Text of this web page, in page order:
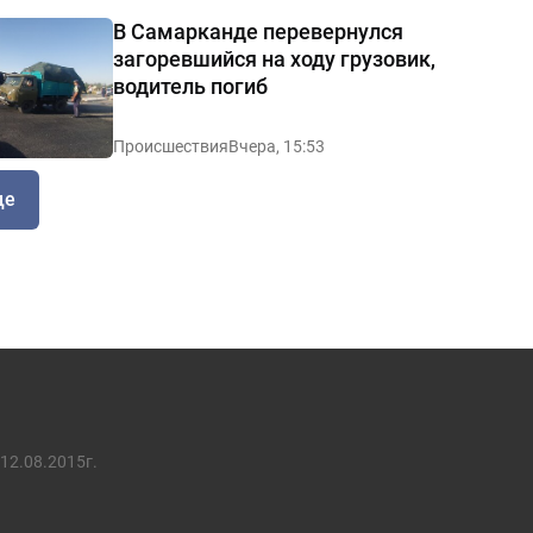
В Самарканде перевернулся
загоревшийся на ходу грузовик,
водитель погиб
ПроисшествияВчера, 15:53